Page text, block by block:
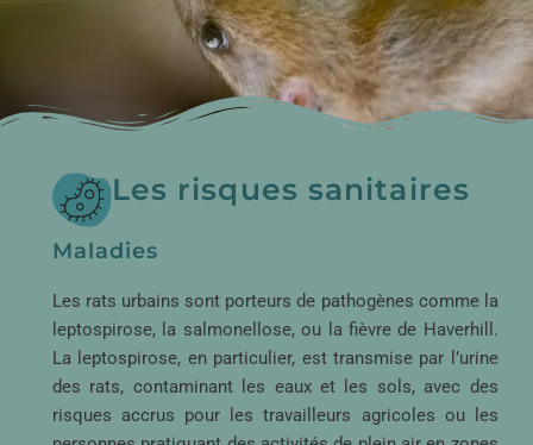
Les risques sanitaires​
Maladies
Les rats urbains sont porteurs de pathogènes comme la
leptospirose, la salmonellose, ou la fièvre de Haverhill.
La leptospirose, en particulier, est transmise par l’urine
des rats, contaminant les eaux et les sols, avec des
risques accrus pour les travailleurs agricoles ou les